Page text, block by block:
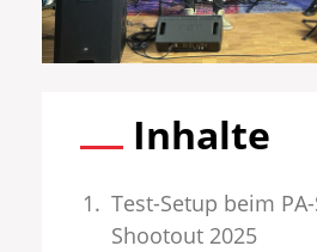
Inhalte
Test-Setup beim
Shootout 2025